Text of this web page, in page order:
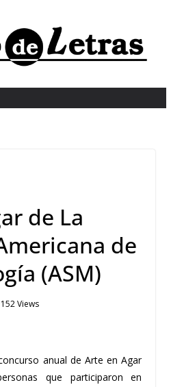
de La
de
(ASM)
152 Views
anual de Arte en Agar
que participaron en